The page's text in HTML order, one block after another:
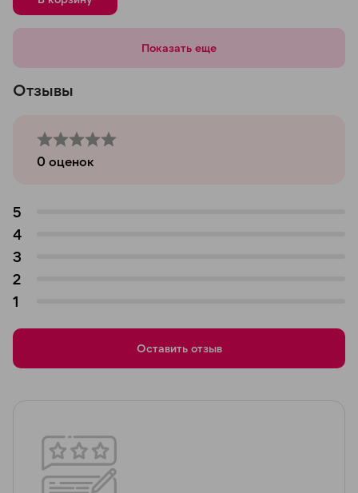
Показать еще
Отзывы
0 оценок
5
4
3
2
1
Оставить отзыв